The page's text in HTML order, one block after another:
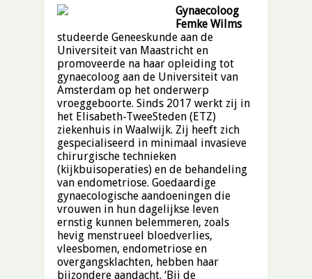
Gynaecoloog
Femke Wilms
studeerde Geneeskunde aan de
Universiteit van Maastricht en
promoveerde na haar opleiding tot
gynaecoloog aan de Universiteit van
Amsterdam op het onderwerp
vroeggeboorte. Sinds 2017 werkt zij in
het Elisabeth-TweeSteden (ETZ)
ziekenhuis in Waalwijk. Zij heeft zich
gespecialiseerd in minimaal invasieve
chirurgische technieken
(kijkbuisoperaties) en de behandeling
van endometriose. Goedaardige
gynaecologische aandoeningen die
vrouwen in hun dagelijkse leven
ernstig kunnen belemmeren, zoals
hevig menstrueel bloedverlies,
vleesbomen, endometriose en
overgangsklachten, hebben haar
bijzondere aandacht. ‘Bij de